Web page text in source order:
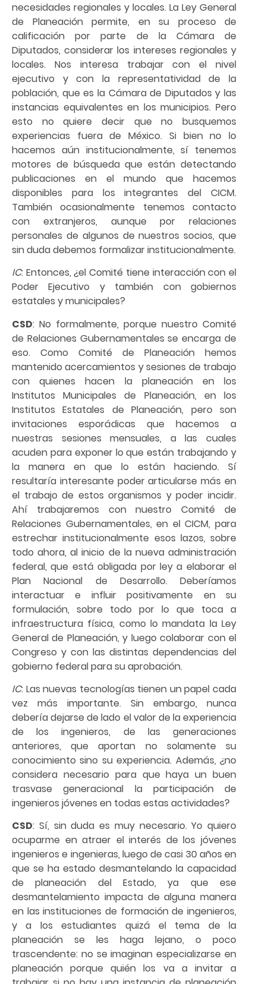
necesidades regionales y locales. La Ley General
de Planeación permite, en su proceso de
calificación por parte de la Cámara de
Diputados, considerar los intereses regionales y
locales. Nos interesa trabajar con el nivel
ejecutivo y con la representatividad de la
población, que es la Cámara de Diputados y las
instancias equivalentes en los municipios. Pero
esto no quiere decir que no busquemos
experiencias fuera de México. Si bien no lo
hacemos aún institucionalmente, sí tenemos
motores de búsqueda que están detectando
publicaciones en el mundo que hacemos
disponibles para los integrantes del CICM.
También ocasionalmente tenemos contacto
con extranjeros, aunque por relaciones
personales de algunos de nuestros socios, que
sin duda debemos formalizar institucionalmente.
IC: Entonces, ¿el Comité tiene interacción con el
Poder Ejecutivo y también con gobiernos
estatales y municipales?
CSD: No formalmente, porque nuestro Comité
de Relaciones Gubernamentales se encarga de
eso. Como Comité de Planeación hemos
mantenido acercamientos y sesiones de trabajo
con quienes hacen la planeación en los
Institutos Municipales de Planeación, en los
Institutos Estatales de Planeación, pero son
invitaciones esporádicas que hacemos a
nuestras sesiones mensuales, a las cuales
acuden para exponer lo que están trabajando y
la manera en que lo están haciendo. Sí
resultaría interesante poder articularse más en
el trabajo de estos organismos y poder incidir.
Ahí trabajaremos con nuestro Comité de
Relaciones Gubernamentales, en el CICM, para
estrechar institucionalmente esos lazos, sobre
todo ahora, al inicio de la nueva administración
federal, que está obligada por ley a elaborar el
Plan Nacional de Desarrollo. Deberíamos
interactuar e influir positivamente en su
formulación, sobre todo por lo que toca a
infraestructura física, como lo mandata la Ley
General de Planeación, y luego colaborar con el
Congreso y con las distintas dependencias del
gobierno federal para su aprobación.
IC: Las nuevas tecnologías tienen un papel cada
vez más importante. Sin embargo, nunca
debería dejarse de lado el valor de la experiencia
de los ingenieros, de las generaciones
anteriores, que aportan no solamente su
conocimiento sino su experiencia. Además, ¿no
considera necesario para que haya un buen
trasvase generacional la participación de
ingenieros jóvenes en todas estas actividades?
CSD: Sí, sin duda es muy necesario. Yo quiero
ocuparme en atraer el interés de los jóvenes
ingenieros e ingenieras, luego de casi 30 años en
que se ha estado desmantelando la capacidad
de planeación del Estado, ya que ese
desmantelamiento impacta de alguna manera
en las instituciones de formación de ingenieros,
y a los estudiantes quizá el tema de la
planeación se les haga lejano, o poco
trascendente: no se imaginan especializarse en
planeación porque quién los va a invitar a